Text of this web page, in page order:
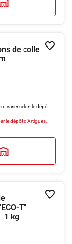
de colle
varier selon le dépôt
le dépôt d'Artigues.
T"
1 kg